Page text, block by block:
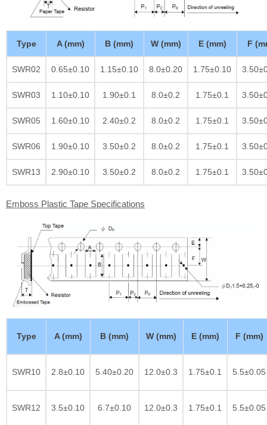
Type A (mm) B (mm) W (mm) E (mm) F
SWR02 0.65±0.10 1.15±0.10 8.0±0.20 1.75±0.10
SWR03 1.10±0.10 1.90±0.1 8.0±0.2 1.75±0.1
SWR05 1.60±0.10 2.40±0.2 8.0±0.2 1.75±0.1
SWR06 1.90±0.10 3.50±0.2 8.0±0.2 1.75±0.1
SWR13 2.90±0.10 3.50±0.2 8.0±0.2 1.75±0.1
Emboss Plastic Tape Specifications
Type A (mm) B (mm) W (mm) E (mm) F (mm)
SWR10 2.8±0.10 5.40±0.20 12.0±0.3 1.75±0.1 5.5±0.05
SWR12 3.5±0.10 6.7±0.10 12.0±0.3 1.75±0.1 5.5±0.05